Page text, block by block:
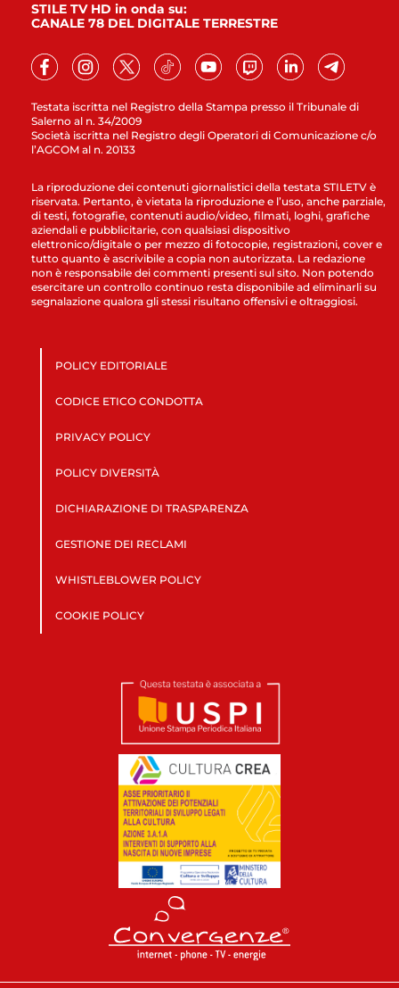
Testata iscritta nel Registro della Stampa presso il Tribunale di
Salerno al n. 34/2009
Società iscritta nel Registro degli Operatori di Comunicazione c/o
l’AGCOM al n. 20133
STILE TV HD in onda su:
CANALE 78 DEL DIGITALE TERRESTRE
La riproduzione dei contenuti giornalistici della testata STILETV è
riservata. Pertanto, è vietata la riproduzione e l’uso, anche parziale,
di testi, fotografie, contenuti audio/video, filmati, loghi, grafiche
aziendali e pubblicitarie, con qualsiasi dispositivo
elettronico/digitale o per mezzo di fotocopie, registrazioni, cover e
tutto quanto è ascrivibile a copia non autorizzata. La redazione
non è responsabile dei commenti presenti sul sito. Non potendo
esercitare un controllo continuo resta disponibile ad eliminarli su
segnalazione qualora gli stessi risultano offensivi e oltraggiosi.
POLICY EDITORIALE
CODICE ETICO CONDOTTA
PRIVACY POLICY
POLICY DIVERSITÀ
DICHIARAZIONE DI TRASPARENZA
GESTIONE DEI RECLAMI
WHISTLEBLOWER POLICY
COOKIE POLICY